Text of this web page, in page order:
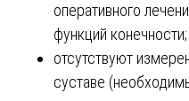
оперативного
функций конечности;
отсутствуют
суставе